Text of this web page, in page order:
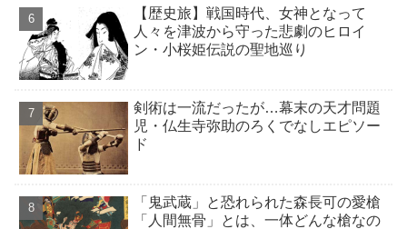
【歴史旅】戦国時代、女神となって
人々を津波から守った悲劇のヒロイ
ン・小桜姫伝説の聖地巡り
剣術は一流だったが…幕末の天才問題
児・仏生寺弥助のろくでなしエピソー
ド
「鬼武蔵」と恐れられた森長可の愛槍
「人間無骨」とは、一体どんな槍なの